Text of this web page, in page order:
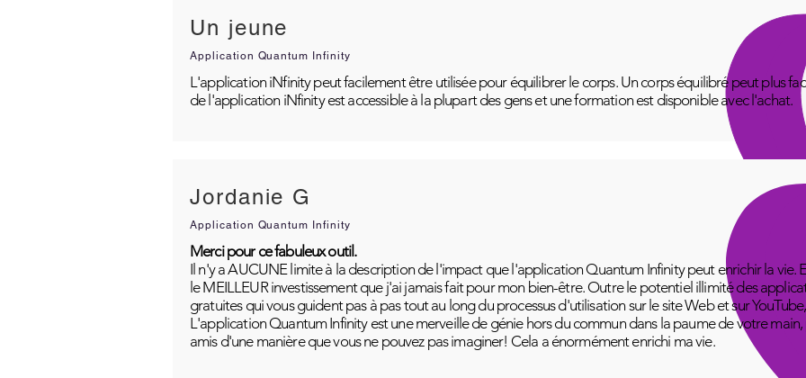
Un jeune
Application Quantum Infinity
L'application iNfinity peut facilement être utilisée pour équilibrer le corps. Un corps équilibré peut plus
de l'application iNfinity est accessible à la plupart des gens et une formation est disponible avec l'achat.
Jordanie G
Application Quantum Infinity
Merci pour ce fabuleux outil.
Il n'y a AUCUNE limite à la description de l'impact que l'application Quantum Infinity peut enrichir la vie.
le MEILLEUR investissement que j'ai jamais fait pour mon bien-être. Outre le potentiel illimité des
gratuites qui vous guident pas à pas tout au long du processus d'utilisation sur le site Web et sur
L'application Quantum Infinity est une merveille de génie hors du commun dans la paume de votre
amis d'une manière que vous ne pouvez pas imaginer! Cela a énormément enrichi ma vie.